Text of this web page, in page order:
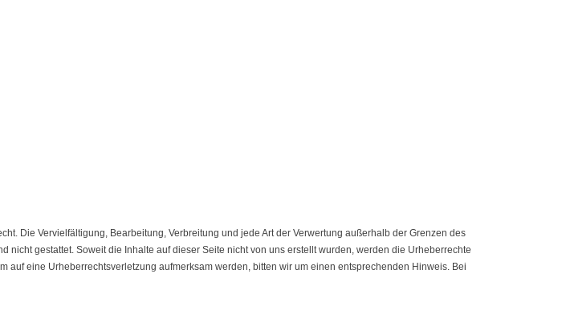
Die Vervielfältigung, Bearbeitung, Verbreitung und jede Art der Verwertung außerhalb der Grenzen des
gestattet. Soweit die Inhalte auf dieser Seite nicht von uns erstellt wurden, werden die Urheberrechte
eine Urheberrechtsverletzung aufmerksam werden, bitten wir um einen entsprechenden Hinweis. Bei